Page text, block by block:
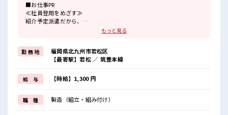
■お仕事PR
≪社員登用をめざす≫
紹介予定派遣だから、
自分に職場が合うかお試しできるのがポイント☆
場合によってはお願いすることもありますが、
残業はほとんどナシ！
≪ラクラク制服アリ≫
制服があるので、
毎日の服装の悩み解消♪
≪未経験でも活躍できる≫
新しいことにチャレンジするのは不安だけど、
しっかり働く環境が整っています！
イチからスキルUP・ステップUP目指していきましょう！
もっと見る
勤 務 地
福岡県北九州市若松区
【最寄駅】若松 ／ 筑豊本線
給 与 【時給】1,300 円
職 種 製造（組立・組み付け）